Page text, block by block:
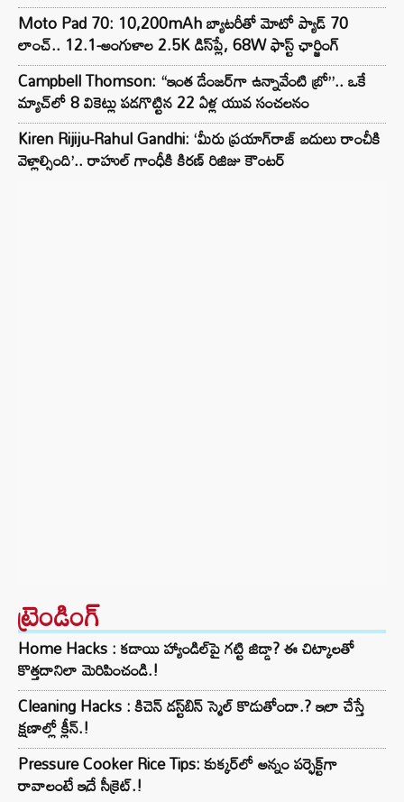
Moto Pad 70: 10,200mAh బ్యాటరీతో మోటో ప్యాడ్ 70
లాంచ్.. 12.1-అంగుళాల 2.5K డిస్‌ప్లే, 68W ఫాస్ట్ ఛార్జింగ్
Campbell Thomson: “ఇంత డేంజర్‌గా ఉన్నావేంటి బ్రో”.. ఒకే
మ్యాచ్‌లో 8 వికెట్లు పడగొట్టిన 22 ఏళ్ల యువ సంచలనం
Kiren Rijiju-Rahul Gandhi: ‘మీరు ప్రయాగ్‌రాజ్ బదులు రాంచీకి
వెళ్లాల్సింది’.. రాహుల్ గాంధీకి కిరణ్ రిజిజు కౌంటర్
ట్రెండింగ్‌
Home Hacks : కడాయి హ్యాండిల్‌పై గట్టి జిడ్డా? ఈ చిట్కాలతో
కొత్తదానిలా మెరిపించండి.!
Cleaning Hacks : కిచెన్ డస్ట్‌బిన్ స్మెల్ కొడుతోందా.? ఇలా చేస్తే
క్షణాల్లో క్లీన్.!
Pressure Cooker Rice Tips: కుక్కర్‌లో అన్నం పర్ఫెక్ట్‌గా
రావాలంటే ఇదే సీక్రెట్.!